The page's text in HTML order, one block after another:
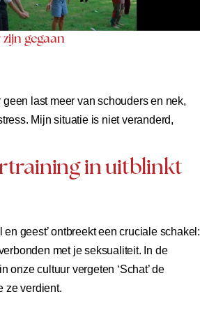
gegaan
geen last meer van schouders en nek,
Mijn situatie is niet veranderd,
in uitblinkt
en geest’ ontbreekt een cruciale schakel:
met je seksualiteit. In de
onze cultuur vergeten ‘Schat’ de
ze verdient.